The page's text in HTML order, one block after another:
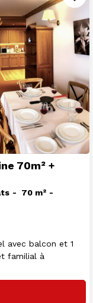
70m² +
70 m²
avec balcon et 1
familial à